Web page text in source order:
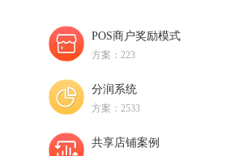
POS商户奖励模式
方案：223
分润系统
方案：2533
共享店铺案例